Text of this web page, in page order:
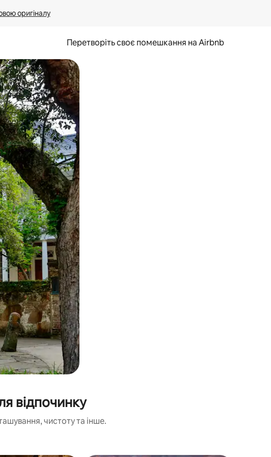
оригіналу
Перетворіть своє помешкання на Airbnb
або жести дотику та гортання.
відпочинку
чистоту та інше.